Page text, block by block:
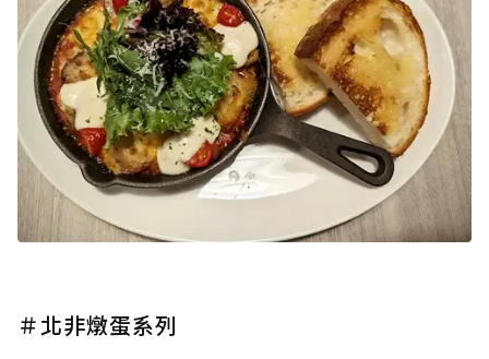
＃北非燉蛋系列